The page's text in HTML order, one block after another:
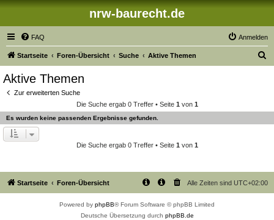
nrw-baurecht.de
FAQ Anmelden
Startseite Foren-Übersicht Suche Aktive Themen
e
Aktive Themen
Zur erweiterten Suche
Die Suche ergab 0 Treffer • Seite 1 von 1
Es wurden keine passenden Ergebnisse gefunden.
Die Suche ergab 0 Treffer • Seite 1 von 1
Startseite Foren-Übersicht Alle Zeiten sind UTC+02:00
Powered by phpBB® Forum Software © phpBB Limited
Deutsche Übersetzung durch phpBB.de